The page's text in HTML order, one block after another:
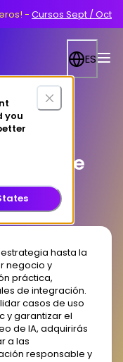
- Cursos Sept / Oct
you
ES
e
hasta la
negocio y
práctica,
de integración.
casos de uso
y garantizar el
de IA, adquirirás
a las
responsable y